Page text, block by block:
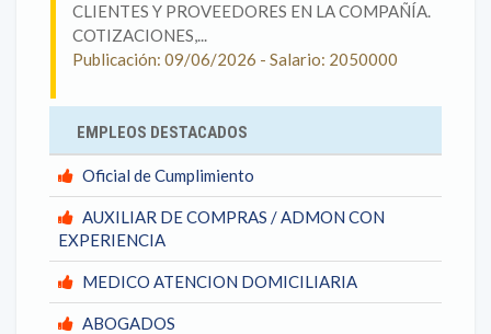
CLIENTES Y PROVEEDORES EN LA COMPAÑÍA.
COTIZACIONES,...
Publicación: 09/06/2026 - Salario: 2050000
EMPLEOS DESTACADOS
Oficial de Cumplimiento
AUXILIAR DE COMPRAS / ADMON CON
EXPERIENCIA
MEDICO ATENCION DOMICILIARIA
ABOGADOS